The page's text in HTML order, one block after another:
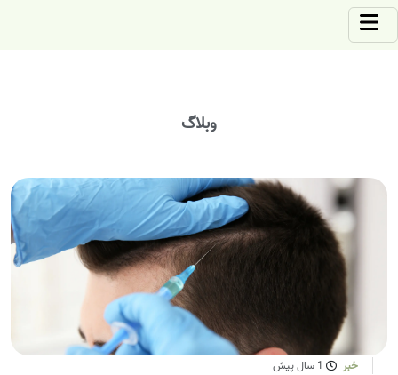
وبلاگ
خبر 1 سال پیش